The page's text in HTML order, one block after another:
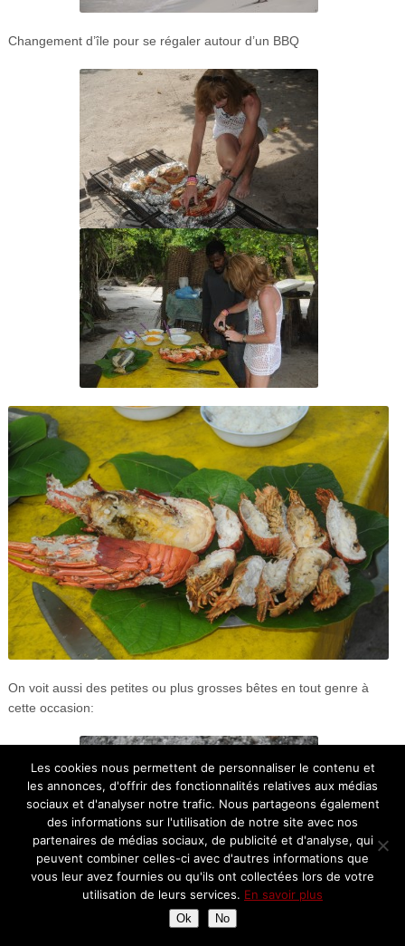
Changement d’île pour se régaler autour d’un BBQ
On voit aussi des petites ou plus grosses bêtes en tout genre à
cette occasion:
Les cookies nous permettent de personnaliser le contenu et
les annonces, d'offrir des fonctionnalités relatives aux médias
sociaux et d'analyser notre trafic. Nous partageons également
des informations sur l'utilisation de notre site avec nos
partenaires de médias sociaux, de publicité et d'analyse, qui
peuvent combiner celles-ci avec d'autres informations que
vous leur avez fournies ou qu'ils ont collectées lors de votre
utilisation de leurs services. En savoir plus
Ok No